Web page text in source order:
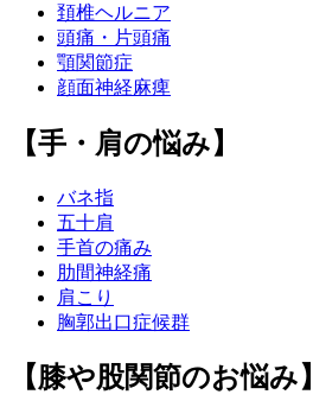
頚椎ヘルニア
頭痛・片頭痛
顎関節症
顔面神経麻痺
【手・肩の悩み】
バネ指
五十肩
手首の痛み
肋間神経痛
肩こり
胸郭出口症候群
【膝や股関節のお悩み】